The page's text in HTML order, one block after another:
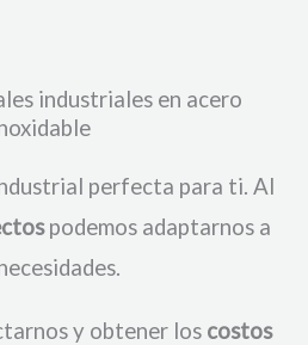
industriales en acero
perfecta para ti. Al
podemos adaptarnos a
y obtener los costos